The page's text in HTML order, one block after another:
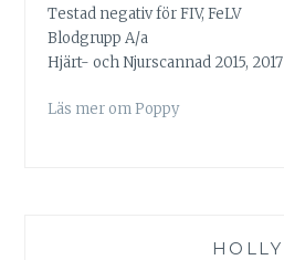
Testad negativ för FIV, FeLV
Blodgrupp A/a
Hjärt- och Njurscannad 2015, 2017
Läs mer om Poppy
HOLLY